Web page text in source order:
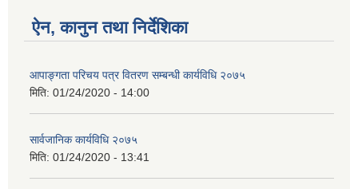
ऐन, कानुन तथा निर्देशिका
आपाङ्गता परिचय पत्र वितरण सम्बन्धी कार्यविधि २०७५
मिति: 01/24/2020 - 14:00
सार्वजानिक कार्यविधि २०७५
मिति: 01/24/2020 - 13:41